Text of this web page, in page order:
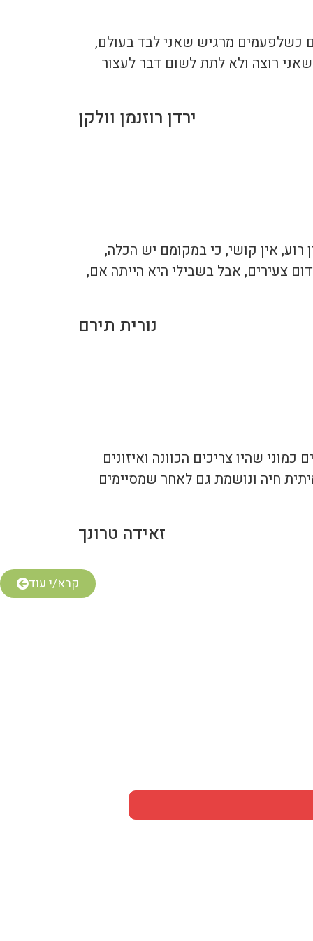
כשלפעמים מרגיש שאני לבד בעולם,
רוצה ולא לתת לשום דבר לעצור
ירדן רוזנמן וולקן
רוע, אין קושי, כי במקומם יש הכלה,
צעירים, אבל בשבילי היא הייתה אם,
נורית תירם
שהיו צריכים הכוונה ואיזונים
חיה ונושמת גם לאחר שמסיימים
זאידה טרונך
קרא/י עוד